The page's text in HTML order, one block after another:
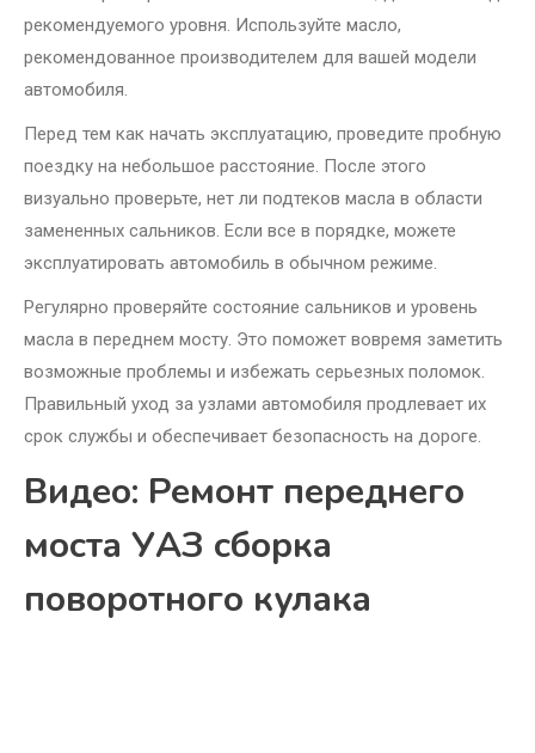
рекомендуемого уровня. Используйте масло,
рекомендованное производителем для вашей модели
автомобиля.
Перед тем как начать эксплуатацию, проведите пробную
поездку на небольшое расстояние. После этого
визуально проверьте, нет ли подтеков масла в области
замененных сальников. Если все в порядке, можете
эксплуатировать автомобиль в обычном режиме.
Регулярно проверяйте состояние сальников и уровень
масла в переднем мосту. Это поможет вовремя заметить
возможные проблемы и избежать серьезных поломок.
Правильный уход за узлами автомобиля продлевает их
срок службы и обеспечивает безопасность на дороге.
Видео: Ремонт переднего
моста УАЗ сборка
поворотного кулака